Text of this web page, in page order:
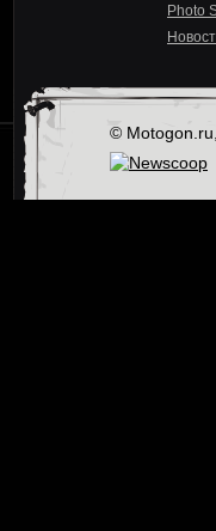
Photo
©